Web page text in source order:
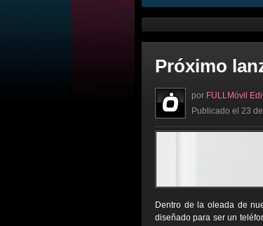
Próximo
por FULLMóvil
Publicado el 23
Dentro de la oleada de
diseñado para ser un